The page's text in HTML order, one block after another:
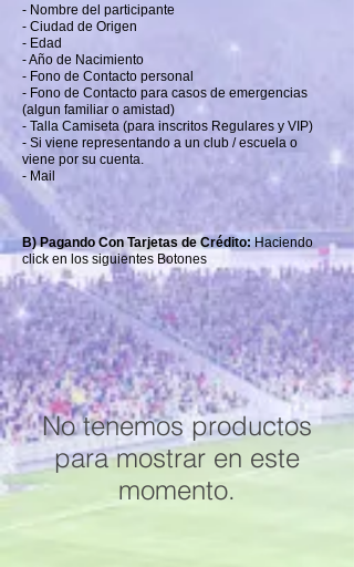
- Nombre del participante
- Ciudad de Origen
- Edad
- Año de Nacimiento
- Fono de Contacto personal
- Fono de Contacto para casos de emergencias
(algun familiar o amistad)
- Talla Camiseta (para inscritos Regulares y VIP)
- Si viene representando a un club / escuela o
viene por su cuenta.
- Mail
B) Pagando Con Tarjetas de Crédito:Haciendo
click en los siguientes Botones
No tenemos productos
para mostrar en este
momento.